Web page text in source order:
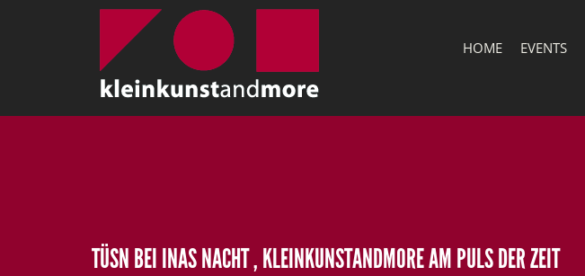
HOME EVENTS
TÜSN BEI INAS NACHT , KLEINKUNSTANDMORE AM PULS DER ZEIT